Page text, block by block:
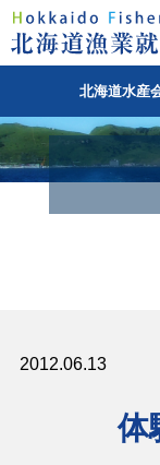
北海道水産
2012.06.13
体